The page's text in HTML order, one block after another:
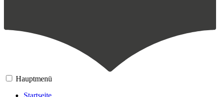
Hauptmenü
Startseite